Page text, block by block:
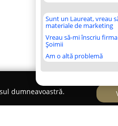
Sunt un Laureat, vreau
materiale de marketing
Vreau să-mi înscriu
Șoimii
Am o altă problemă
dumneavoastră.